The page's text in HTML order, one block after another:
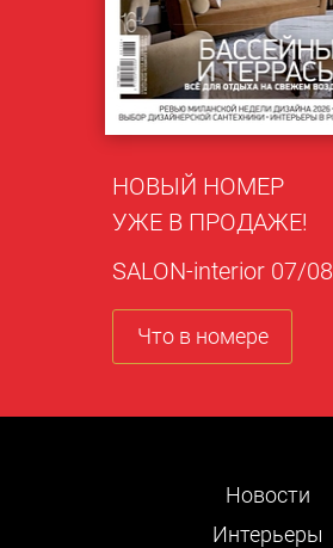
НОВЫЙ НОМЕР
УЖЕ В ПРОДАЖЕ!
SALON-interior 07/
Что в номере
Новости
Интерьеры